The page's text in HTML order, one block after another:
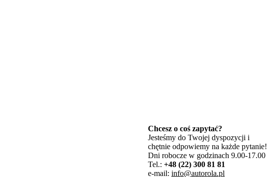
Chcesz o coś zapytać?
Jesteśmy do Twojej dyspozycji i
chętnie odpowiemy na każde pytanie!
Dni robocze w godzinach 9.00-17.00
Tel.: +48 (22) 300 81 81
e-mail: info@autorola.pl